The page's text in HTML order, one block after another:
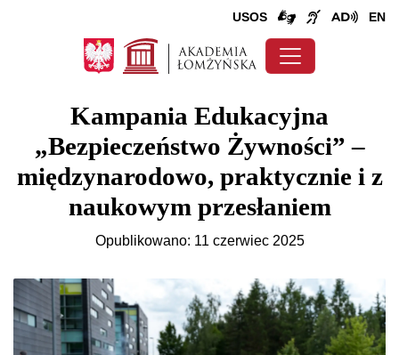
USOS EN
Kampania Edukacyjna
„Bezpieczeństwo Żywności” –
międzynarodowo, praktycznie i z
naukowym przesłaniem
Opublikowano: 11 czerwiec 2025